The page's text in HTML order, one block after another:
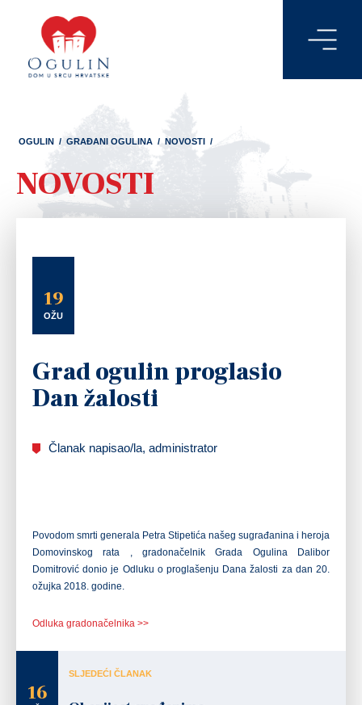
OGULIN / GRAĐANI OGULINA / NOVOSTI /
NOVOSTI
19
OŽU
Grad ogulin proglasio
Dan žalosti
Članak napisao/la, administrator
Povodom smrti generala Petra Stipetića našeg sugrađanina i heroja
Domovinskog rata , gradonačelnik Grada Ogulina Dalibor
Domitrović donio je Odluku o proglašenju Dana žalosti za dan 20.
ožujka 2018. godine.
Odluka gradonačelnika >>
16
SLJEDEĆI ČLANAK